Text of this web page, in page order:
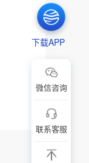
下载APP
微信咨询
联系客服